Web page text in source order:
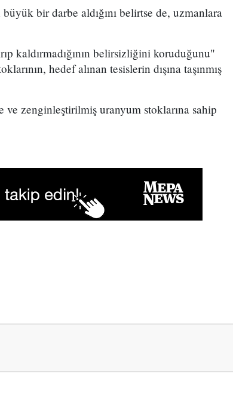
bir darbe aldığını belirtse de, uzmanlara
kaldırmadığının belirsizliğini koruduğunu"
hedef alınan tesislerin dışına taşınmış
zenginleştirilmiş uranyum stoklarına sahip